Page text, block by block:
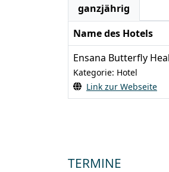
ganzjährig
Name des Hotels
Ensana Butterfly
Kategorie: Hotel
Link zur Webseite
TERMINE